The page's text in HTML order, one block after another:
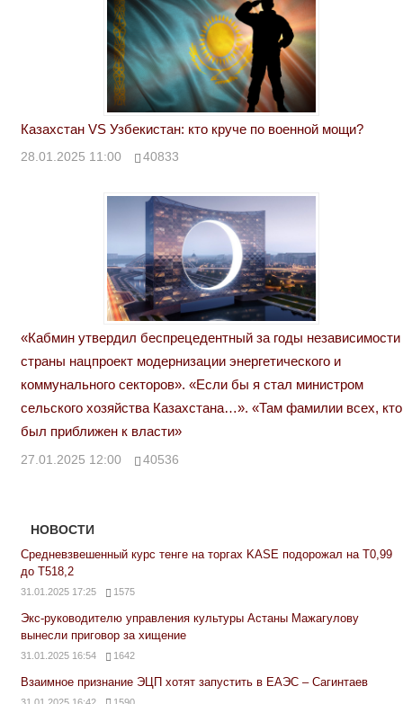
Казахстан VS Узбекистан: кто круче по военной мощи?
28.01.2025 11:00 40833
«Кабмин утвердил беспрецедентный за годы независимости
страны нацпроект модернизации энергетического и
коммунального секторов». «Если бы я стал министром
сельского хозяйства Казахстана…». «Там фамилии всех, кто
был приближен к власти»
27.01.2025 12:00 40536
НОВОСТИ
Средневзвешенный курс тенге на торгах KASE подорожал на Т0,99
до Т518,2
31.01.2025 17:25 1575
Экс-руководителю управления культуры Астаны Мажагулову
вынесли приговор за хищение
31.01.2025 16:54 1642
Взаимное признание ЭЦП хотят запустить в ЕАЭС – Сагинтаев